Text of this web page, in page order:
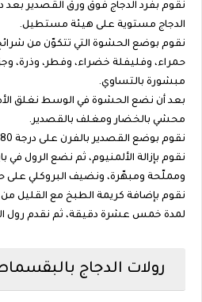
نقوم بفرد الدجاج فوق ورق القصدير
الدجاج مستوية على هيئة مستطيل.
نقوم بوضع الحشوة التي تتكوّن من
حمراء، وفليفلة خضراء، وفطر، وذرة،
مبشورة بالتساوي.
بعد أن نضع الحشوة في الوسط نغلق
محشي بالخضار ومغلف بالقصدير.
نقوم بإزالة الألمنيوم، ثم نضع الرول
ومملّحة ومبهّرة، ونضيف البروكلي
نقوم بإضافة كريمة الطبخ مع القليل من
لمدة خمس عشرة دقيقة، ثم نقدم رول
رولات الدجاج